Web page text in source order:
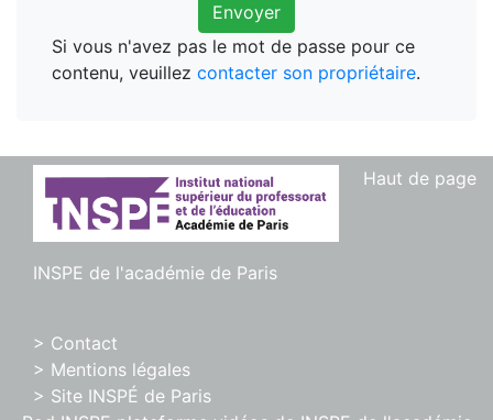
Envoyer
Si vous n'avez pas le mot de passe pour ce
contenu, veuillez contacter son propriétaire.
Haut de page
INSPE de l'académie de Paris
> Contact
> Mentions légales
> Site INSPÉ de Paris